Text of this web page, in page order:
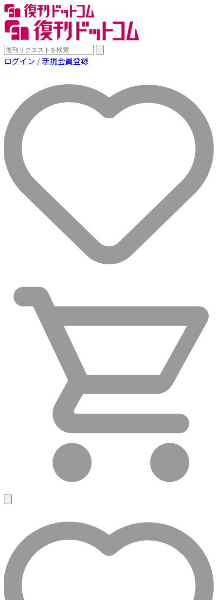
ログイン /新規会員登録